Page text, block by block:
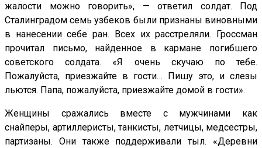
жалости можно говорить», — ответил солдат. Под
Сталинградом семь узбеков были признаны виновными
в нанесении себе ран. Всех их расстреляли. Гроссман
прочитал письмо, найденное в кармане погибшего
советского солдата. «Я очень скучаю по тебе.
Пожалуйста, приезжайте в гости… Пишу это, и слезы
льются. Папа, пожалуйста, приезжайте домой в гости».
Женщины сражались вместе с мужчинами как
снайперы, артиллеристы, танкисты, летчицы, медсестры,
партизаны. Они также поддерживали тыл. «Деревни